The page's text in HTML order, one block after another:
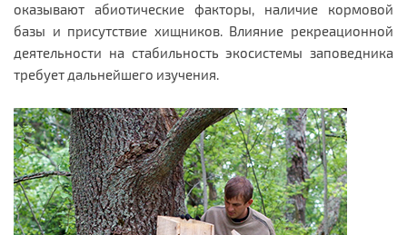
оказывают абиотические факторы, наличие кормовой
базы и присутствие хищников. Влияние рекреационной
деятельности на стабильность экосистемы заповедника
требует дальнейшего изучения.